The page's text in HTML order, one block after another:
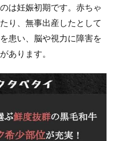
は妊娠初期です。赤ちゃ
り、無事出産したとして
患い、脳や視力に障害を
あります。